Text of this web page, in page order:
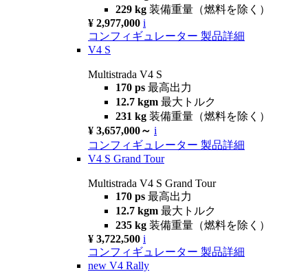
229 kg 装備重量（燃料を除く）
¥ 2,977,000 i
コンフィギュレーター 製品詳細
V4 S
Multistrada V4 S
170 ps 最高出力
12.7 kgm 最大トルク
231 kg 装備重量（燃料を除く）
¥ 3,657,000～ i
コンフィギュレーター 製品詳細
V4 S Grand Tour
Multistrada V4 S Grand Tour
170 ps 最高出力
12.7 kgm 最大トルク
235 kg 装備重量（燃料を除く）
¥ 3,722,500 i
コンフィギュレーター 製品詳細
new V4 Rally